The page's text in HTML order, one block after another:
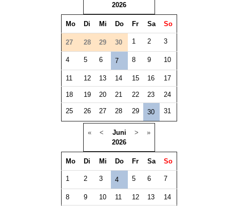
2026
Mo Di Mi Do Fr Sa So
27 28 29 30 1 2 3
4 5 6 7 8 9 10
11 12 13 14 15 16 17
18 19 20 21 22 23 24
25 26 27 28 29 30 31
« <
Juni
2026
> »
Mo Di Mi Do Fr Sa So
1 2 3 4 5 6 7
8 9 10 11 12 13 14